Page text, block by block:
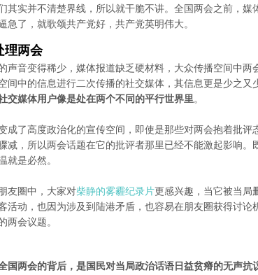
其实并不清楚界线，所以就干脆不讲。全国两会之前，媒
急了，就歌颂共产党好，共产党英明伟大。
理两会
声音变得稀少，媒体报道缺乏硬材料，大众传播空间中
间中的信息进行二次传播的社交媒体，其信息更是少之又
交媒体用户像是处在两个不同的平行世界里。
成了高度政治化的宣传空间，即使是那些对两会抱着批评
减，所以两会话题在它的批评者那里已经不能激起影响。
就是必然。
友圈中，大家对柴静的雾霾纪录片更感兴趣，当它被当局
活动，也因为涉及到陆港矛盾，也容易在朋友圈获得讨论
两会议题。
国两会的背后，是国民对当局政治话语日益贫瘠的无声抗